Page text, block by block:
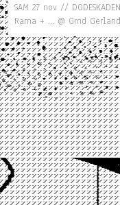
SAM 27 nov //
Rama + ... @ Grnd Gerland